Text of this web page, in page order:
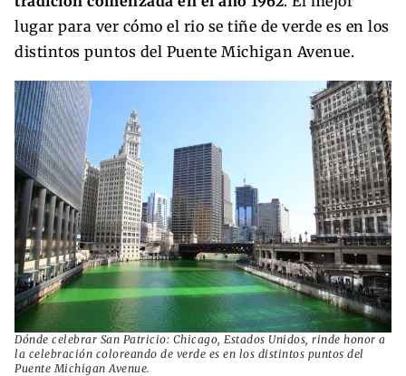
lugar para ver cómo el rio se tiñe de verde es en los
distintos puntos del Puente Michigan Avenue.
Dónde celebrar San Patricio: Chicago, Estados Unidos, rinde honor a
la celebración coloreando de verde es en los distintos puntos del
Puente Michigan Avenue.